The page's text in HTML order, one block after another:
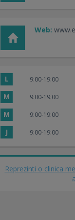
Web:
L 9:00-19:00
M 9:00-19:00
M 9:00-19:00
J 9:00-19:00
Reprezinti o clinica